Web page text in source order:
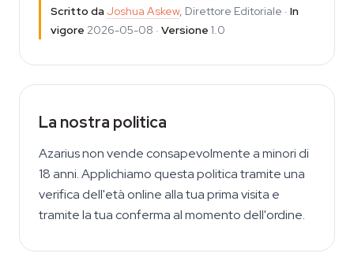
Scritto da Joshua Askew, Direttore Editoriale · In
vigore 2026-05-08 · Versione 1.0
La nostra politica
Azarius non vende consapevolmente a minori di
18 anni. Applichiamo questa politica tramite una
verifica dell'età online alla tua prima visita e
tramite la tua conferma al momento dell'ordine.